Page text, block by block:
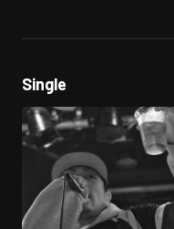
Single